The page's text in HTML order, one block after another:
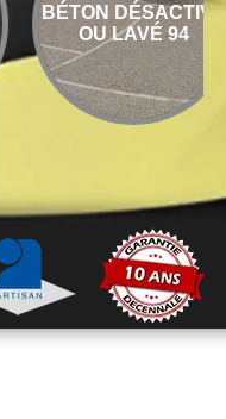
DÉSACTIVÉ
OU LAVÉ 94